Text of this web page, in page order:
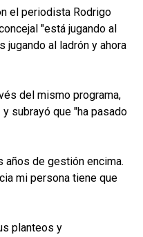
el periodista Rodrigo
"está jugando al
jugando al ladrón y ahora
del mismo programa,
subrayó que "ha pasado
años de gestión encima.
mi persona tiene que
planteos y